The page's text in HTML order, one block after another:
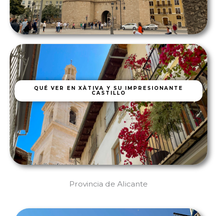
QUÉ VER EN XÀTIVA Y SU IMPRESIONANTE
CASTILLO
Provincia de Alicante